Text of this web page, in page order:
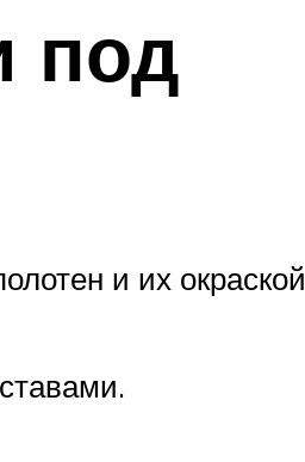
под
и их